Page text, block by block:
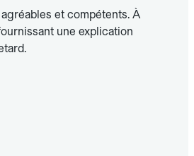
et compétents. À
une explication